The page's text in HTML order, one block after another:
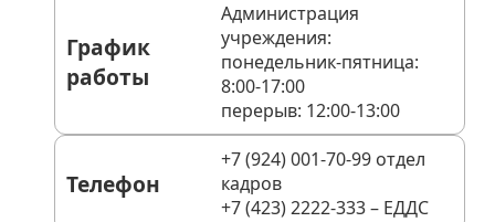
График
работы
Администрация
учреждения:
понедельник-пятница:
8:00-17:00
перерыв: 12:00-13:00
Телефон
+7 (924) 001-70-99 отдел
кадров
+7 (423) 2222-333 – ЕДДС